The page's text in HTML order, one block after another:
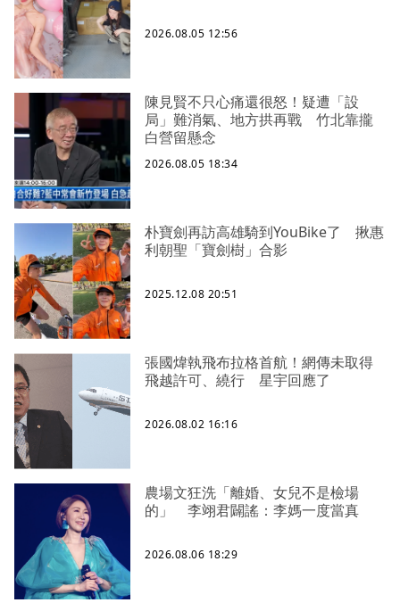
2026.08.05 12:56
陳見賢不只心痛還很怒！疑遭「設
局」難消氣、地方拱再戰 竹北靠攏
白營留懸念
2026.08.05 18:34
朴寶劍再訪高雄騎到YouBike了 揪惠
利朝聖「寶劍樹」合影
2025.12.08 20:51
張國煒執飛布拉格首航！網傳未取得
飛越許可、繞行 星宇回應了
2026.08.02 16:16
農場文狂洗「離婚、女兒不是檢場
的」 李翊君闢謠：李媽一度當真
2026.08.06 18:29